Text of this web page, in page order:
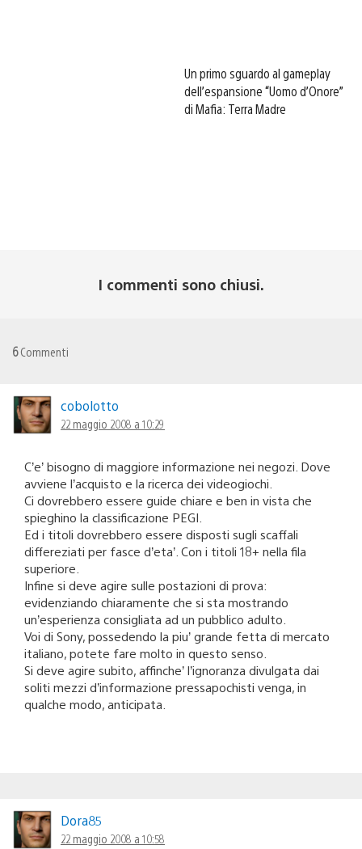
Un primo sguardo al gameplay
dell’espansione “Uomo d’Onore”
di Mafia: Terra Madre
I commenti sono chiusi.
6Commenti
cobolotto
22 maggio 2008 a 10:29
C’e’ bisogno di maggiore informazione nei negozi. Dove
avviene l’acquisto e la ricerca dei videogiochi.
Ci dovrebbero essere guide chiare e ben in vista che
spieghino la classificazione PEGI.
Ed i titoli dovrebbero essere disposti sugli scaffali
differeziati per fasce d’eta’. Con i titoli 18+ nella fila
superiore.
Infine si deve agire sulle postazioni di prova:
evidenziando chiaramente che si sta mostrando
un’esperienza consigliata ad un pubblico adulto.
Voi di Sony, possedendo la piu’ grande fetta di mercato
italiano, potete fare molto in questo senso.
Si deve agire subito, affinche’ l’ignoranza divulgata dai
soliti mezzi d’informazione pressapochisti venga, in
qualche modo, anticipata.
Dora85
22 maggio 2008 a 10:58